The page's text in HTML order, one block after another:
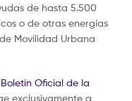
de hasta 5.500
o de otras energías
Movilidad Urbana
Boletín Oficial de la
exclusivamente a